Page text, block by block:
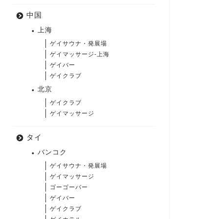
中国
上海
ゲイサウナ・発展場
ゲイマッサージ-上海
ゲイバー
ゲイクラブ
北京
ゲイクラブ
ゲイマッサージ
タイ
バンコク
ゲイサウナ・発展場
ゲイマッサージ
ゴーゴーバー
ゲイバー
ゲイクラブ